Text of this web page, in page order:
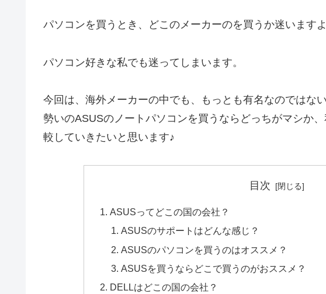
パソコンを買うとき、どこのメーカーのを買うか迷いますよ
パソコン好きな私でも迷ってしまいます。
今回は、海外メーカーの中でも、もっとも有名なのではな
勢いのASUSのノートパソコンを買うならどっちがマシか
較していきたいと思います♪
目次
ASUSってどこの国の会社？
ASUSのサポートはどんな感じ？
ASUSのパソコンを買うのはオススメ？
ASUSを買うならどこで買うのがおススメ？
DELLはどこの国の会社？